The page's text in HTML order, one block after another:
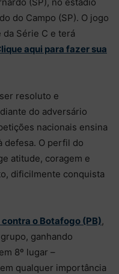
do Campo (SP). O jogo
da Série C e terá
aqui para fazer sua
resoluto e
do adversário
nacionais ensina
defesa. O perfil do
atitude, coragem e
dificilmente conquista
o Botafogo (PB),
ganhando
8º lugar –
qualquer importância